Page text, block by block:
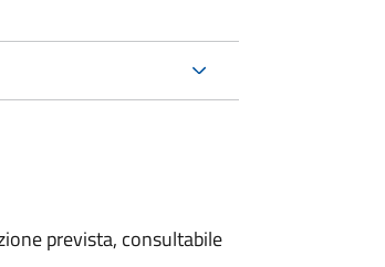
prevista, consultabile